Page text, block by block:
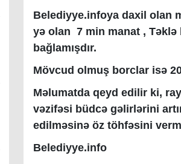
Belediyye.infoya daxil olan
yə olan 7 min manat ,
bağlamışdır.
Mövcud olmuş borclar isə
Məlumatda qeyd edilir ki,
vəzifəsi büdcə gəlirlərini
edilməsinə öz töhfəsini
Belediyye.info